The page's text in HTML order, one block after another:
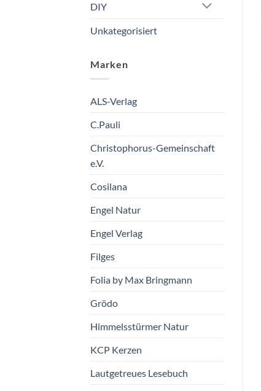
DIY
Unkategorisiert
Marken
ALS-Verlag
C.Pauli
Christophorus-Gemeinschaft
e.V.
Cosilana
Engel Natur
Engel Verlag
Filges
Folia by Max Bringmann
Grödo
Himmelsstürmer Natur
KCP Kerzen
Lautgetreues Lesebuch
Zum
Postkarte Tulpe und Baby
Taurus Kunstkarten